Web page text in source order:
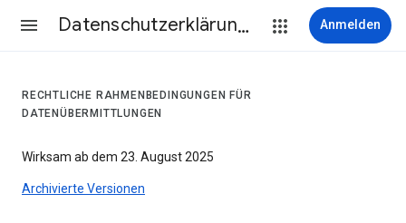
Datenschutzerklärung & Nutzungsbedingungen Anmelden
RECHTLICHE RAHMENBEDINGUNGEN FÜR
DATENÜBERMITTLUNGEN
Wirksam ab dem 23. August 2025
Archivierte Versionen